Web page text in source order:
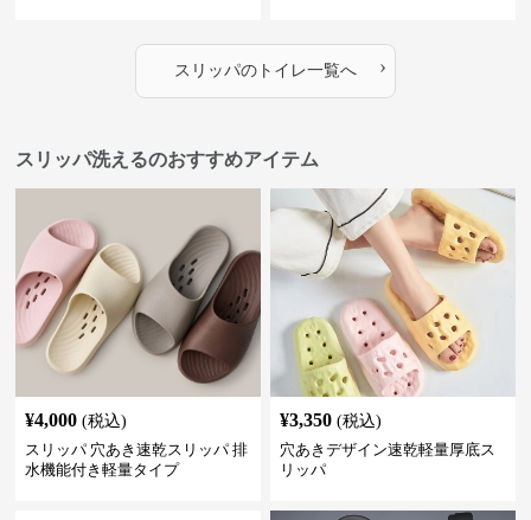
スリッパのトイレ一覧へ ›
スリッパ洗えるのおすすめアイテム
¥4,000 (税込)
スリッパ 穴あき速乾スリッパ 排
水機能付き軽量タイプ
¥3,350 (税込)
穴あきデザイン速乾軽量厚底ス
リッパ